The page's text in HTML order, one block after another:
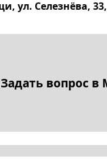
ул. Селезнёва,
Задать вопрос в